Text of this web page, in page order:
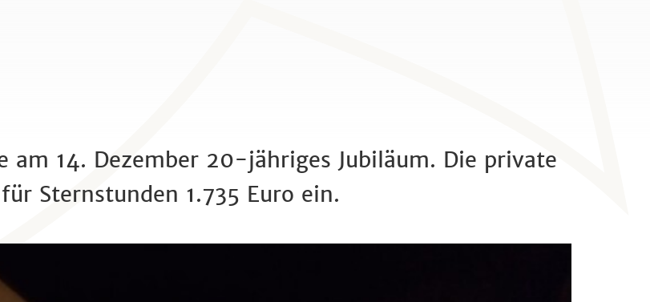
14. Dezember 20-jähriges Jubiläum. Die private
Sternstunden 1.735 Euro ein.